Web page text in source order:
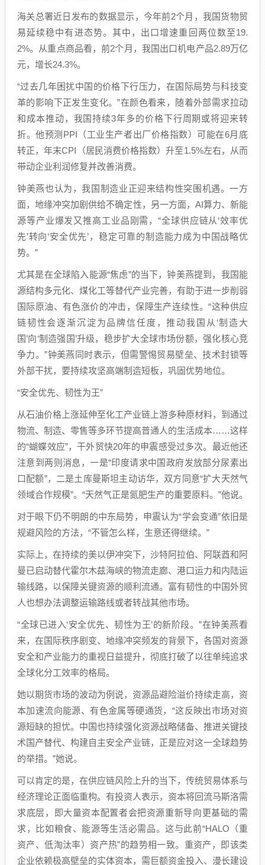
海关总署近日发布的数据显示，今年前2个月，我国货物贸
易延续稳中有进态势。其中，出口增速重回两位数至19.
2%。从重点商品看，前2个月，我国出口机电产品2.89万亿
元，增长24.3%。
“过去几年困扰中国的价格下行压力，在国际局势与科技变
革的影响下正发生变化。”在颜色看来，随着外部需求拉动
和成本推动，我国持续3年多的价格下行周期或将迎来转
折。他预测PPI（工业生产者出厂价格指数）可能在6月底
转正，年末CPI（居民消费价格指数）升至1.5%左右，从而
带动企业利润修复并改善消费。
钟美燕也认为，我国制造业正迎来结构性突围机遇。一方
面，地缘冲突加剧供给不确定性，另一方面，AI算力、新能
源等产业爆发又推高工业品刚需，“全球供应链从‘效率优
先’转向‘安全优先’，稳定可靠的制造能力成为中国战略优
势。”
尤其是在全球陷入能源“焦虑”的当下，钟美燕提到，我国能
源结构多元化、煤化工等替代产业完善，有助于进一步削弱
国际原油、有色涨价的冲击，保障生产连续性。“这种供应
链韧性会逐渐沉淀为品牌信任度，推动我国从‘制造大
国’向‘制造强国’升级，稳步扩大全球市场份额，强化核心竞
争力。”钟美燕同时表示，但需警惕贸易壁垒、技术封锁等
外部干扰，要持续攻坚高端制造短板，巩固优势地位。
“安全优先、韧性为王”
从石油价格上涨延伸至化工产业链上游多种原材料，到通过
物流、制造、零售等多环节提高普通人的生活成本……这样
的“蝴蝶效应”，干外贸快20年的申震感受过多次。最近他还
注意到两则消息，一是“印度请求中国政府发放部分尿素出
口配额”，二是土库曼斯坦主动访华，双方同意“扩大天然气
领域合作规模”。“天然气正是氮肥生产的重要原料。”他说。
对于眼下仍不明朗的中东局势，申震认为“学会变通”依旧是
规避风险的方法，“不管怎么样，生意还得继续。”
实际上，在持续的美以伊冲突下，沙特阿拉伯、阿联酋和阿
曼已启动替代霍尔木兹海峡的物流走廊、港口运力和内陆运
输线路，以保障关键资源的顺利流通。富有韧性的中国外贸
人也想办法调整运输路线或者转战其他市场。
“全球已进入‘安全优先、韧性为王’的新阶段。”在钟美燕看
来，在国际秩序剧变、地缘冲突频发的背景下，各国对资源
安全和产业能力的重视日益提升，彻底打破了以往单纯追求
全球化分工效率的格局。
她以期货市场的波动为例说，资源品避险溢价持续走高，资
本加速流向能源、有色金属等硬通货，“这反映出市场对资
源短缺的担忧。中国也持续强化资源战略储备、推进关键技
术国产替代、构建自主安全产业链，正是应对这一全球趋势
的举措。”她说。
可以肯定的是，在供应链风险上升的当下，传统贸易体系与
经济理论正面临重构。有投资人表示，资本将回流马斯洛需
求底层，即大量资本配置者会把资源重新导向更基础的需
求，比如粮食、能源等生活必需品。这与此前“HALO（重
资产、低淘汰率）资产热”的趋势相一致。重资产，即该类
企业依赖极高壁垒的实体资本，需巨额资金投入、漫长建设